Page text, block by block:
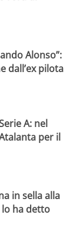
Alonso”:
dall’ex pilota
A: nel
per il
in sella alla
lo ha detto